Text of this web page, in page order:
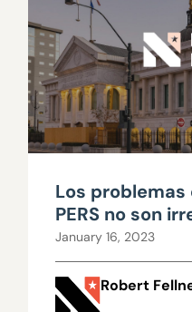
Los
PERS no son
January 16, 2023
Robert